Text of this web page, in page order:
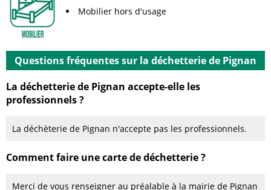
Mobilier hors d'usage
Questions fréquentes sur la déchetterie de Pignan
La déchetterie de Pignan accepte-elle les
professionnels ?
La déchèterie de Pignan n'accepte pas les professionnels.
Comment faire une carte de déchetterie ?
Merci de vous renseigner au préalable à la mairie de Pignan